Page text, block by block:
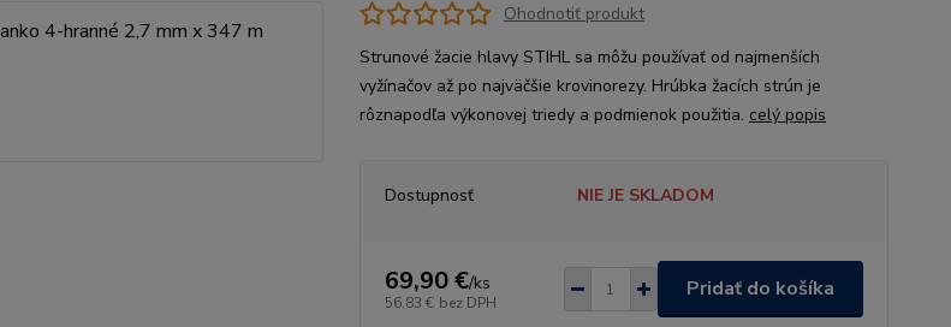
Ohodnotiť produkt
Strunové žacie hlavy STIHL sa môžu používať od najmenších
vyžínačov až po najväčšie krovinorezy. Hrúbka žacích strún je
rôznapodľa výkonovej triedy a podmienok použitia. celý popis
Dostupnosť NIE JE SKLADOM
69,90 €/ks
56,83 € bez DPH
Pridať do košíka